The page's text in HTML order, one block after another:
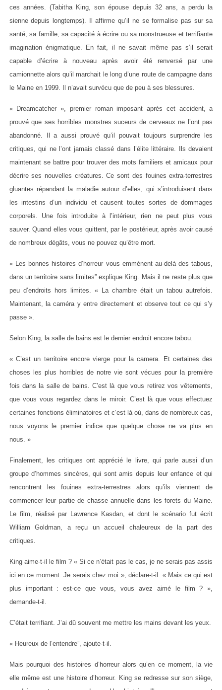
ces années. (Tabitha King, son épouse depuis 32 ans, a perdu la
sienne depuis longtemps). Il affirme qu’il ne se formalise pas sur sa
santé, sa famille, sa capacité à écrire ou sa monstrueuse et terrifiante
imagination énigmatique. En fait, il ne savait même pas s’il serait
capable d’écrire à nouveau après avoir été renversé par une
camionnette alors qu’il marchait le long d’une route de campagne dans
le Maine en 1999. Il n’avait survécu que de peu à ses blessures.
« Dreamcatcher », premier roman imposant après cet accident, a
prouvé que ses horribles monstres suceurs de cerveaux ne l’ont pas
abandonné. Il a aussi prouvé qu’il pouvait toujours surprendre les
critiques, qui ne l’ont jamais classé dans l’élite littéraire. Ils devaient
maintenant se battre pour trouver des mots familiers et amicaux pour
décrire ses nouvelles créatures. Ce sont des fouines extra-terrestres
gluantes répandant la maladie autour d’elles, qui s’introduisent dans
les intestins d’un individu et causent toutes sortes de dommages
corporels. Une fois introduite à l’intérieur, rien ne peut plus vous
sauver. Quand elles vous quittent, par le postérieur, après avoir causé
de nombreux dégâts, vous ne pouvez qu’être mort.
« Les bonnes histoires d’horreur vous emmènent au-delà des tabous,
dans un territoire sans limites” explique King. Mais il ne reste plus que
peu d’endroits hors limites. « La chambre était un tabou autrefois.
Maintenant, la caméra y entre directement et observe tout ce qui s’y
passe ».
Selon King, la salle de bains est le dernier endroit encore tabou.
« C’est un territoire encore vierge pour la camera. Et certaines des
choses les plus horribles de notre vie sont vécues pour la première
fois dans la salle de bains. C’est là que vous retirez vos vêtements,
que vous vous regardez dans le miroir. C’est là que vous effectuez
certaines fonctions éliminatoires et c’est là où, dans de nombreux cas,
nous voyons le premier indice que quelque chose ne va plus en
nous. »
Finalement, les critiques ont apprécié le livre, qui parle aussi d’un
groupe d’hommes sincères, qui sont amis depuis leur enfance et qui
rencontrent les fouines extra-terrestres alors qu’ils viennent de
commencer leur partie de chasse annuelle dans les forets du Maine.
Le film, réalisé par Lawrence Kasdan, et dont le scénario fut écrit
William Goldman, a reçu un accueil chaleureux de la part des
critiques.
King aime-t-il le film ? « Si ce n’était pas le cas, je ne serais pas assis
ici en ce moment. Je serais chez moi », déclare-t-il. « Mais ce qui est
plus important : est-ce que vous, vous avez aimé le film ? »,
demande-t-il.
C’était terrifiant. J’ai dû souvent me mettre les mains devant les yeux.
« Heureux de l’entendre”, ajoute-t-il.
Mais pourquoi des histoires d’horreur alors qu’en ce moment, la vie
elle même est une histoire d’horreur. King se redresse sur son siège,